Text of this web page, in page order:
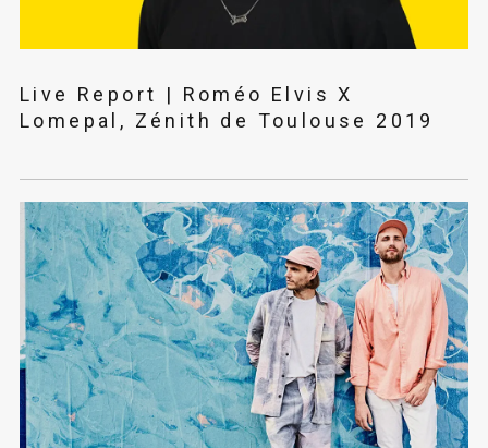
Live Report | Roméo Elvis X
Lomepal, Zénith de Toulouse 2019